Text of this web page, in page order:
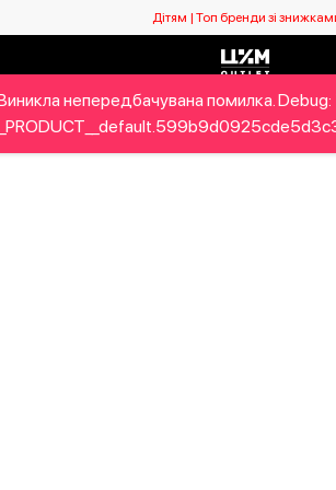
Дітям | Топ бренди зі
Дітям Home&Gifts
непередбачувана помилка.